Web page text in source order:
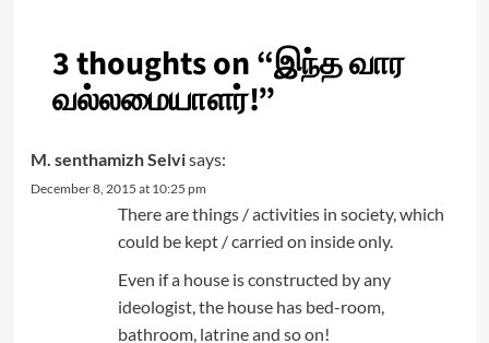
3 thoughts on “இந்த வார
வல்லமையாளர்!”
M. senthamizh Selvisays:
December 8, 2015 at 10:25 pm
There are things / activities in society, which
could be kept / carried on inside only.
Even if a house is constructed by any
ideologist, the house has bed-room,
bathroom, latrine and so on!